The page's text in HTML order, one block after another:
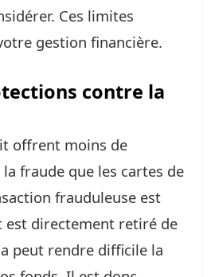
Ces limites
gestion financière.
contre la
offrent moins de
fraude que les cartes de
frauduleuse est
est directement retiré de
peut rendre difficile la